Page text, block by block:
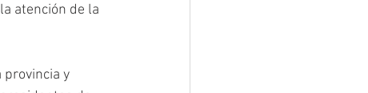
atención de la
provincia y